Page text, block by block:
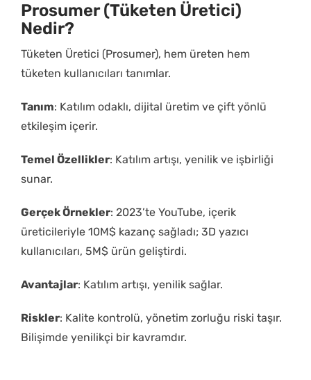
Prosumer (Tüketen Üretici)
Nedir?
Tüketen Üretici (Prosumer), hem üreten hem
tüketen kullanıcıları tanımlar.
Tanım: Katılım odaklı, dijital üretim ve çift yönlü
etkileşim içerir.
Temel Özellikler: Katılım artışı, yenilik ve işbirliği
sunar.
Gerçek Örnekler: 2023’te YouTube, içerik
üreticileriyle 10M$ kazanç sağladı; 3D yazıcı
kullanıcıları, 5M$ ürün geliştirdi.
Avantajlar: Katılım artışı, yenilik sağlar.
Riskler: Kalite kontrolü, yönetim zorluğu riski taşır.
Bilişimde yenilikçi bir kavramdır.